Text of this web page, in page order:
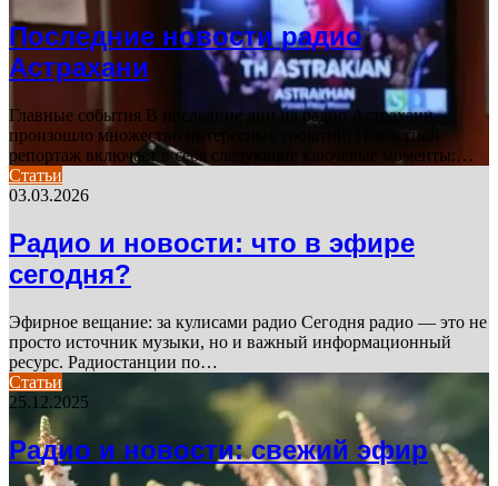
Последние новости радио
Астрахани
Главные события В последние дни на радио Астрахани
произошло множество интересных событий. Новостной
репортаж включает в себя следующие ключевые моменты:…
Статьи
03.03.2026
Радио и новости: что в эфире
сегодня?
Эфирное вещание: за кулисами радио Сегодня радио — это не
просто источник музыки, но и важный информационный
ресурс. Радиостанции по…
Статьи
25.12.2025
Радио и новости: свежий эфир